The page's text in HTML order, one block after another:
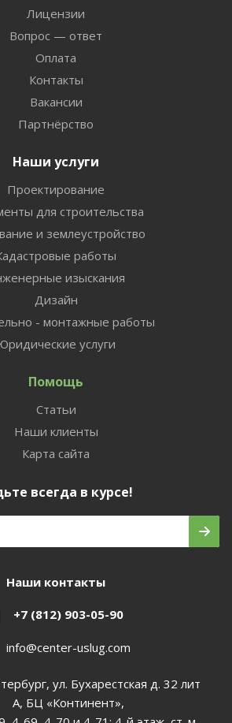
Лицензии
Вопрос — ответ
Оплата
Контакты
Вакансии
Партнёрство
Наши услуги
Проектирование
для строительства
и землеустройство
работы
изыскания
Дизайн
- монтажные работы
услуги
Помощь
Статьи
Наши клиенты
Карта сайта
всегда в курсе!
Наши контакты
+7 (812) 903-05-90
info@center-uslug.com
ул. Бухарестская д. 32 лит
А, БЦ «Континент»,